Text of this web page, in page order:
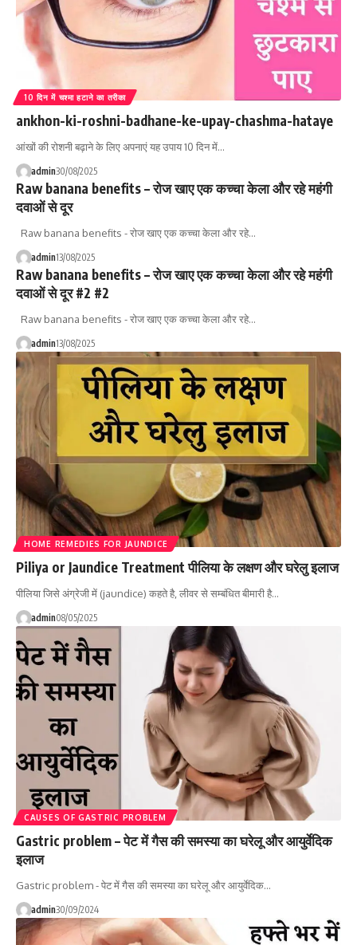
10 दिन में चश्मा हटाने का तरीका
ankhon-ki-roshni-badhane-ke-upay-chashma-hataye
आंखों की रोशनी बढ़ाने के लिए अपनाएं यह उपाय 10 दिन में…
admin30/08/2025
Raw banana benefits – रोज खाए एक कच्चा केला और रहे महंगी
दवाओं से दूर
Raw banana benefits - रोज खाए एक कच्चा केला और रहे…
admin13/08/2025
Raw banana benefits – रोज खाए एक कच्चा केला और रहे महंगी
दवाओं से दूर #2 #2
Raw banana benefits - रोज खाए एक कच्चा केला और रहे…
admin13/08/2025
HOME REMEDIES FOR JAUNDICE
Piliya or Jaundice Treatment पीलिया के लक्षण और घरेलु इलाज
पीलिया जिसे अंग्रेजी में (jaundice) कहते है, लीवर से सम्बंधित बीमारी है…
admin08/05/2025
CAUSES OF GASTRIC PROBLEM
Gastric problem – पेट में गैस की समस्या का घरेलू और आयुर्वेदिक
इलाज
Gastric problem - पेट में गैस की समस्या का घरेलू और आयुर्वेदिक…
admin30/09/2024